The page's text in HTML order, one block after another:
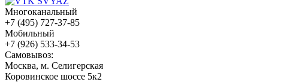
Многоканальный
+7 (495) 727-37-85
Мобильный
+7 (926) 533-34-53
Cамовывоз:
Москва, м. Селигерская
Коровинское шоссе 5к2